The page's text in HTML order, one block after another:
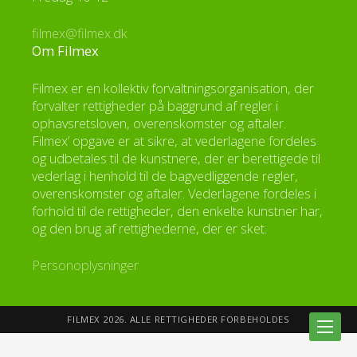
filmex@filmex.dk
Om Filmex
Filmex er en kollektiv forvaltningsorganisation, der
forvalter rettigheder på baggrund af regler i
ophavsretsloven, overenskomster og aftaler.
Filmex’ opgave er at sikre, at vederlagene fordeles
og udbetales til de kunstnere, der er berettigede til
vederlag i henhold til de bagvedliggende regler,
overenskomster og aftaler. Vederlagene fordeles i
forhold til de rettigheder, den enkelte kunstner har,
og den brug af rettighederne, der er sket.
Personoplysninger
FILMEX 2026. ALLE RETTIGHEDER FORBEHOLDES